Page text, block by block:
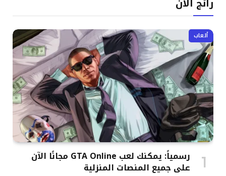
ألعاب
رسمياً: يمكنك لعب GTA Online مجانًا الآن
على جميع المنصات المنزلية